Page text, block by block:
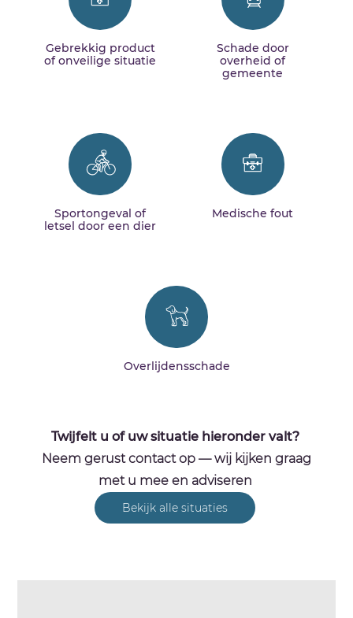
Gebrekkig product
of onveilige situatie
Schade door
overheid of
gemeente
Sportongeval of
letsel door een dier
Medische fout
Overlijdensschade
Twijfelt u of uw situatie hieronder valt?
Neem gerust contact op — wij kijken graag
met u mee en adviseren
Bekijk alle situaties